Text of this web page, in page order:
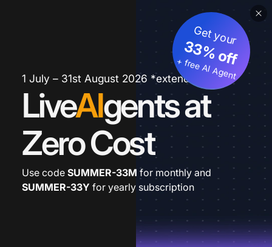
1 July – 31st August 2026 *extended
LiveAIgents at
Zero Cost
Get your
33% off
+ free AI Agent
Use code SUMMER-33M for monthly and
SUMMER-33Y for yearly subscription